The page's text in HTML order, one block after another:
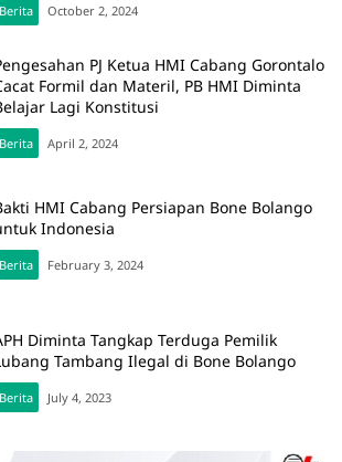
Berita October 2, 2024
PJ Ketua HMI Cabang Gorontalo
Formil dan Materil, PB HMI Diminta
Lagi Konstitusi
Berita April 2, 2024
HMI Cabang Persiapan Bone Bolango
Indonesia
Berita February 3, 2024
Diminta Tangkap Terduga Pemilik
Tambang Ilegal di Bone Bolango
Berita July 4, 2023